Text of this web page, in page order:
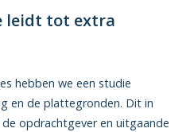
leidt tot extra
hebben we een studie
en de plattegronden. Dit in
opdrachtgever en uitgaande